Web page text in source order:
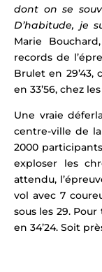
dont on se
D’habitude, je
Marie
records de
Brulet en 29’43,
en 33’56, chez
Une vraie
centre-ville de
2000
exploser les
attendu,
vol avec 7
sous les 29.
en 34’24. Soit